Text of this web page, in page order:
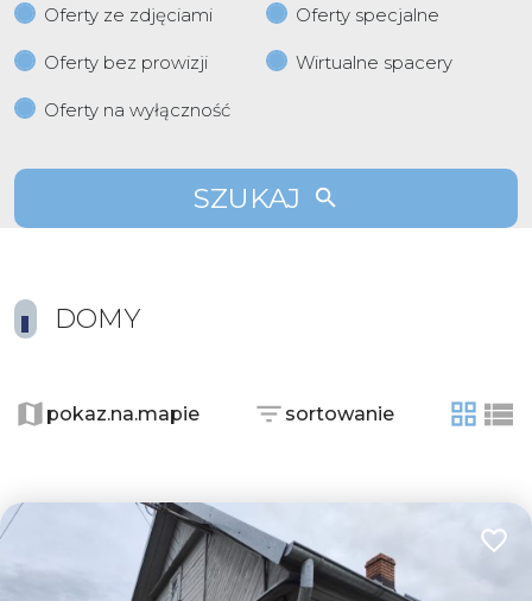
Oferty ze zdjęciami
Oferty specjalne
Oferty bez prowizji Wirtualne spacery
Oferty na wyłączność
SZUKAJ
DOMY
pokaz.na.mapie sortowanie
tabela